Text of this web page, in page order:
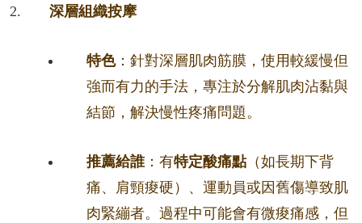
深層組織按摩
特色：針對深層肌肉筋膜，使用較緩慢但
強而有力的手法，專注於分解肌肉沾黏與
結節，解決慢性疼痛問題。
推薦給誰：有特定酸痛點（如長期下背
痛、肩頸痠硬）、運動員或因舊傷導致肌
肉緊繃者。過程中可能會有微痠痛感，但